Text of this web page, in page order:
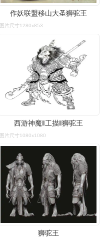
作妖联盟移山大圣狮驼王
图片尺寸1280x853
西游神魔‖工描‖狮驼王
图片尺寸1080x1080
狮驼王